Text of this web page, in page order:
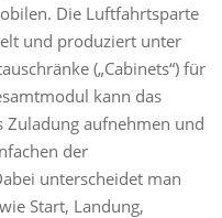
Die Luftfahrtsparte
und produziert unter
(„Cabinets“) für
kann das
Zuladung aufnehmen und
der
unterscheidet man
Start, Landung,